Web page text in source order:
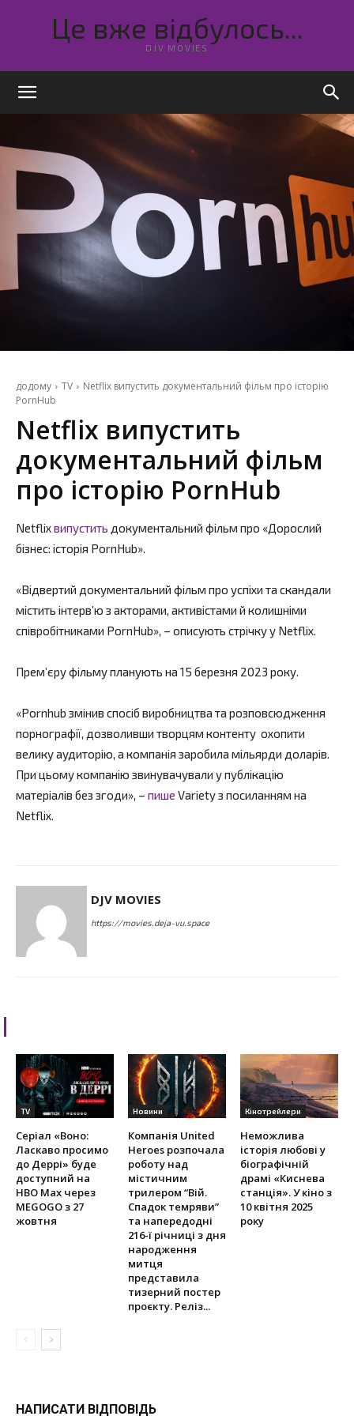
Це вже відбулось...
DJV MOVIES
додому TV
Netflix випустить документальний фільм про історію
PornHub
Netflix випустить
документальний фільм
про історію PornHub
Netflixвипустить документальний фільм про «Дорослий
бізнес: історія PornHub».
«Відвертий документальний фільм про успіхи та скандали
містить інтерв’ю з акторами, активістами й колишніми
співробітниками PornHub», – описують стрічку у Netflix.
Прем’єру фільму планують на 15 березня 2023 року.
«Pornhub змінив спосіб виробництва та розповсюдження
порнографії, дозволивши творцям контенту охопити
велику аудиторію, а компанія заробила мільярди доларів.
При цьому компанію звинувачували у публікацію
матеріалів без згоди», – пише Variety з посиланням на
Netflix.
DJV MOVIES
https://movies.deja-vu.space
TV
Серіал «Воно:
Ласкаво просимо
до Деррі» буде
доступний на
HBO Max через
MEGOGO з 27
жовтня
Новини
Компанія United
Heroes розпочала
роботу над
містичним
трилером “Вій.
Спадок темряви”
та напередодні
216-ї річниці з дня
народження
митця
представила
тизерний постер
проєкту. Реліз...
Кінотрейлери
Неможлива
історія любові у
біографічній
драмі «Киснева
станція». У кіно з
10 квітня 2025
року
НАПИСАТИ ВІДПОВІДЬ